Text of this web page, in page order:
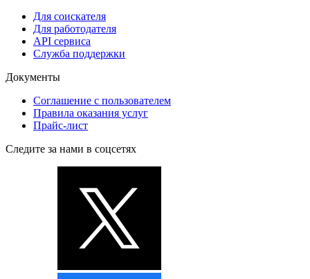
Для соискателя
Для работодателя
API сервиса
Служба поддержки
Документы
Соглашение с пользователем
Правила оказания услуг
Прайс-лист
Следите за нами в соцсетях